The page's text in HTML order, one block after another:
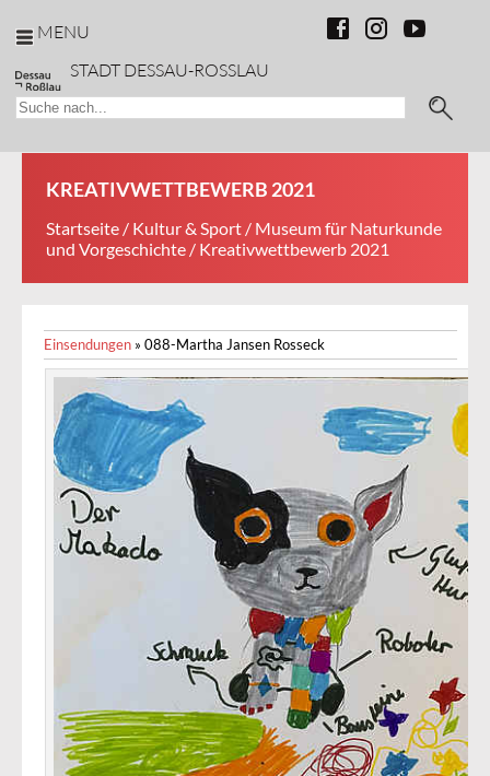
MENU
STADT DESSAU-ROSSLAU
KREATIVWETTBEWERB 2021
Startseite / Kultur & Sport / Museum für Naturkunde
und Vorgeschichte / Kreativwettbewerb 2021
Einsendungen » 088-Martha Jansen Rosseck